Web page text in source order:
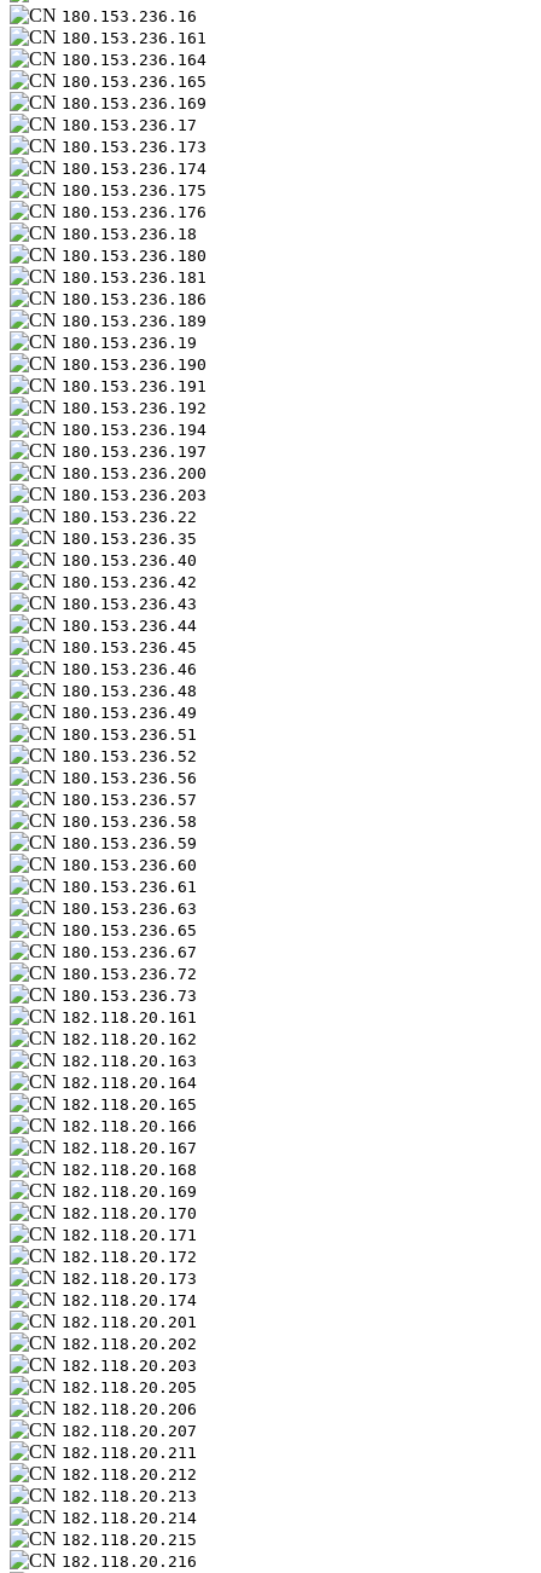
180.153.236.16
180.153.236.161
180.153.236.164
180.153.236.165
180.153.236.169
180.153.236.17
180.153.236.173
180.153.236.174
180.153.236.175
180.153.236.176
180.153.236.18
180.153.236.180
180.153.236.181
180.153.236.186
180.153.236.189
180.153.236.19
180.153.236.190
180.153.236.191
180.153.236.192
180.153.236.194
180.153.236.197
180.153.236.200
180.153.236.203
180.153.236.22
180.153.236.35
180.153.236.40
180.153.236.42
180.153.236.43
180.153.236.44
180.153.236.45
180.153.236.46
180.153.236.48
180.153.236.49
180.153.236.51
180.153.236.52
180.153.236.56
180.153.236.57
180.153.236.58
180.153.236.59
180.153.236.60
180.153.236.61
180.153.236.63
180.153.236.65
180.153.236.67
180.153.236.72
180.153.236.73
182.118.20.161
182.118.20.162
182.118.20.163
182.118.20.164
182.118.20.165
182.118.20.166
182.118.20.167
182.118.20.168
182.118.20.169
182.118.20.170
182.118.20.171
182.118.20.172
182.118.20.173
182.118.20.174
182.118.20.201
182.118.20.202
182.118.20.203
182.118.20.205
182.118.20.206
182.118.20.207
182.118.20.211
182.118.20.212
182.118.20.213
182.118.20.214
182.118.20.215
182.118.20.216